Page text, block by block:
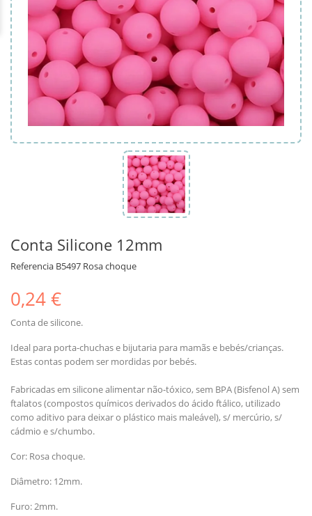
Conta Silicone 12mm
Referencia B5497 Rosa choque
0,24 €
Conta de silicone.
Ideal para porta-chuchas e bijutaria para mamãs e bebés/crianças.
Estas contas podem ser mordidas por bebés.
Fabricadas em silicone alimentar não-tóxico, sem BPA (Bisfenol A) sem
ftalatos (compostos químicos derivados do ácido ftálico, utilizado
como aditivo para deixar o plástico mais maleável), s/ mercúrio, s/
cádmio e s/chumbo.
Cor: Rosa choque.
Diâmetro: 12mm.
Furo: 2mm.